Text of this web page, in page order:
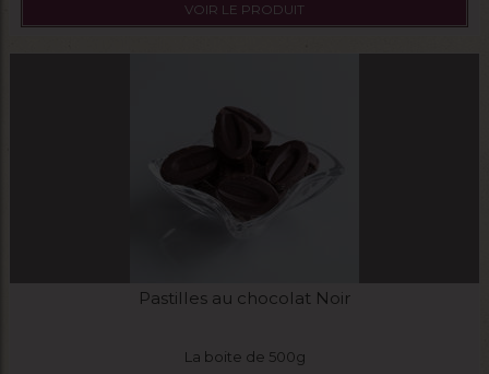
VOIR LE PRODUIT
Pastilles au chocolat Noir
La boite de 500g